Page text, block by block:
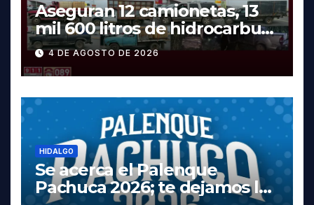
Aseguran 12 camionetas, 13
mil 600 litros de hidrocarburo
y dos vehículos robados en
Tula
4 DE AGOSTO DE 2026
HIDALGO
Se acerca el Palenque
Pachuca 2026; te dejamos la